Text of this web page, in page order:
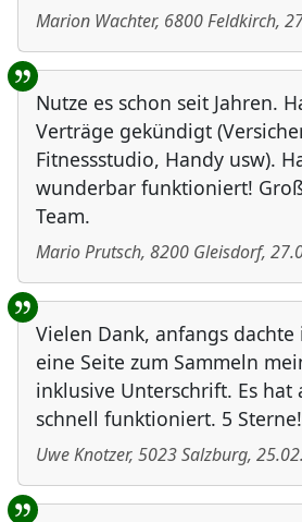
Marion Wachter, 6800Feldkirch,
Nutze es schon seit Jahren.
Verträge gekündigt
Fitnessstudio, Handy usw).
wunderbar funktioniert!
Team.
Mario Prutsch, 8200 Gleisdorf,
Vielen Dank, anfangs dachte
eine Seite zum Sammeln
inklusive Unterschrift. Es hat
schnell funktioniert. 5 Sterne!
Uwe Knotzer, 5023Salzburg,